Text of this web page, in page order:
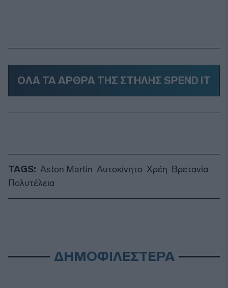
ΟΛΑ ΤΑ ΑΡΘΡΑ ΤΗΣ ΣΤΗΛΗΣ SPEND IT
TAGS: Aston Martin Αυτοκίνητο Χρέη Βρετανία
Πολυτέλεια
ΔΗΜΟΦΙΛΕΣΤΕΡΑ